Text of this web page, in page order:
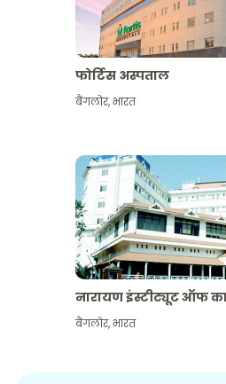
फोर्टिस अस्पताल
बैंगलोर,भारत
नारायण इंस्टीट्यूट ऑफ
बैंगलोर,भारत